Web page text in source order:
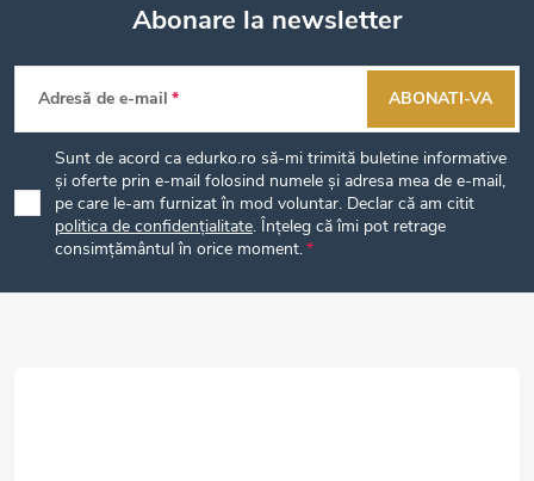
S
u
b
o
Abonare la newsletter
Adresă de e-mail
Sunt de acord ca edurko.ro să-mi trimită buletine informative
și oferte prin e-mail folosind numele și adresa mea de e-mail,
pe care le-am furnizat în mod voluntar. Declar că am citit
politica de confidențialitate. Înțeleg că îmi pot retrage
consimțământul în orice moment.
ABONATI-VA